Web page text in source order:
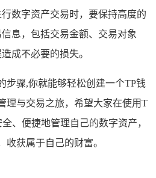
行数字资产交易时，要保持高度的
息，包括交易金额、交易对象
成不必要的损失。
步骤,你就能够轻松创建一个TP钱
理与交易之旅，希望大家在使用T
、便捷地管理自己的数字资产，
收获属于自己的财富。